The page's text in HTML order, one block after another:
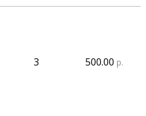
3 500.00 р.